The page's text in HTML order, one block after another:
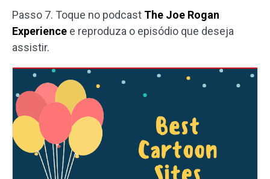
Passo 7. Toque no podcast The Joe Rogan
Experience e reproduza o episódio que deseja
assistir.